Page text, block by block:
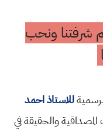
شرفتنا ونحب
للاستاذ احمد
والحقيقة في